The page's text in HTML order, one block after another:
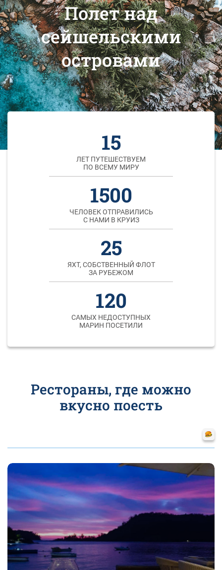
Полет над
сейшельскими
островами
15
ЛЕТ ПУТЕШЕСТВУЕМ
ПО ВСЕМУ МИРУ
1500
ЧЕЛОВЕК ОТПРАВИЛИСЬ
С НАМИ В КРУИЗ
25
ЯХТ, СОБСТВЕННЫЙ ФЛОТ
ЗА РУБЕЖОМ
120
САМЫХ НЕДОСТУПНЫХ
МАРИН ПОСЕТИЛИ
Рестораны, где можно
вкусно поесть